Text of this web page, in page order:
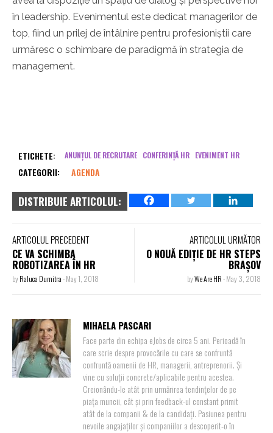
în leadership. Evenimentul este dedicat managerilor de
top, fiind un prilej de întâlnire pentru profesioniștii care
urmăresc o schimbare de paradigmă în strategia de
management.
ETICHETE: ANUNȚUL DE RECRUTARE CONFERINȚĂ HR EVENIMENT HR
CATEGORII: AGENDA
DISTRIBUIE ARTICOLUL:
ARTICOLUL PRECEDENT
CE VA SCHIMBA
ROBOTIZAREA ÎN HR
byRaluca Dumitra-May 1, 2018
ARTICOLUL URMĂTOR
O NOUĂ EDIȚIE DE HR STEPS
BRAȘOV
byWe Are HR-May 3, 2018
MIHAELA PASCARI
Face parte din echipa eJobs de circa 5 ani. Perioadă în
care scrie despre provocările cu care se confruntă
confruntă oamenii de HR, managerii, antreprenorii. Și
vine cu soluții concrete/aplicabile pentru acestea.
Creionându-le atât prin urmărirea tendințelor de pe
piața muncii, cât și prin feedback-ul constant primit
atât de la companii & de la candidați. Pasiunea pentru
nevoile angajaților și companiilor a descoperit-o în